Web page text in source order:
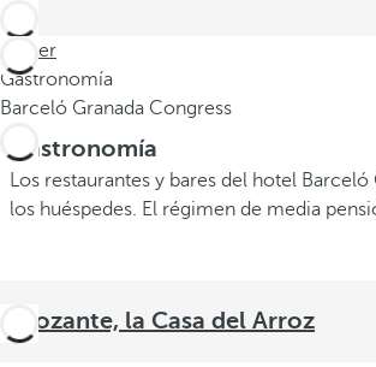
Volver
Gastronomía
Barceló Granada Congress
Gastronomía
Los restaurantes y bares del hotel
los huéspedes. El régimen de media
Arrozante, la Casa del Arroz